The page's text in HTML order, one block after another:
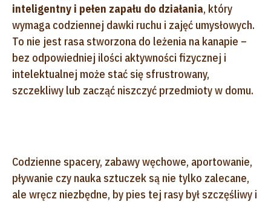
inteligentny i pełen zapału do działania, który
wymaga codziennej dawki ruchu i zajęć umysłowych.
To nie jest rasa stworzona do leżenia na kanapie –
bez odpowiedniej ilości aktywności fizycznej i
intelektualnej może stać się sfrustrowany,
szczekliwy lub zacząć niszczyć przedmioty w domu.
Codzienne spacery, zabawy węchowe, aportowanie,
pływanie czy nauka sztuczek są nie tylko zalecane,
ale wręcz niezbędne, by pies tej rasy był szczęśliwy i